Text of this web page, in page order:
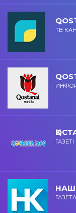
ТВ
ГАЗЕТІ
НАШ
ГАЗЕТА